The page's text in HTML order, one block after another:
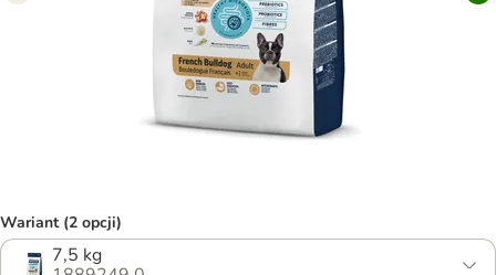
Wariant (2 opcji)
7,5 kg